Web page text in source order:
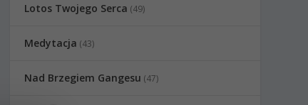
Lotos Twojego Serca (49)
Medytacja (43)
Nad Brzegiem Gangesu (47)